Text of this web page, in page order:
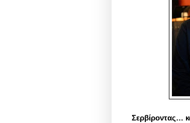
Σερβίροντας…